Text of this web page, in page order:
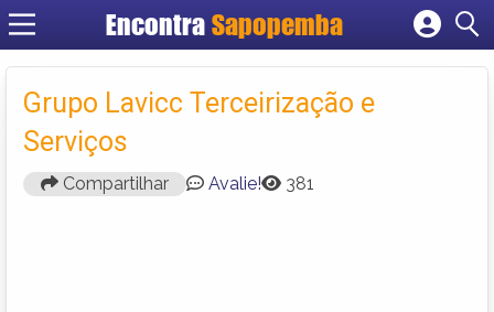
Encontra Sapopemba
Cadastrar empresa
Criar conta
Grupo Lavicc Terceirização e
Serviços
Compartilhar Avalie! 381